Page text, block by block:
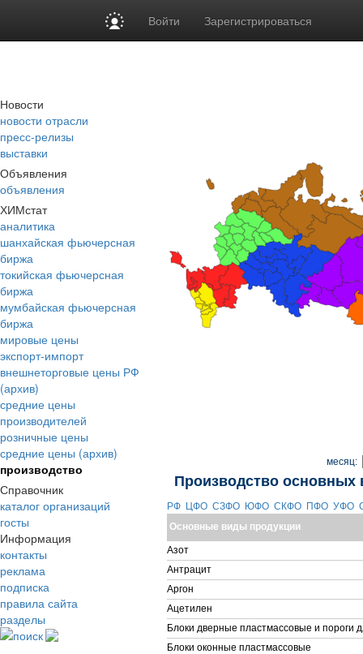
Войти Зарегистрироваться
Новости
новости отрасли
пресс-релизы
выставки
Объявления
объявления
ХИМстат
аналитика
шанхайская фьючерсная
биржа
токийская фьючерсная
биржа
мумбайская фьючерсная
биржа
мировые цены
экспорт-импорт
внешнеторговые цены РФ
(архив)
средние цены
производителей
розничные цены
средние цены (архив)
производство
Справочник
каталог организаций
госты
Информация
контакты
реклама
подписка
правила сайта
разделы
поиск
месяц:
Производство основных
РФ ЦФО СЗФО ЮФО СКФО ПФО УФО
Основные виды продукции
Азот
Антрацит
Аргон
Ацетилен
Блоки дверные пластмассовые и пороги
Блоки оконные пластмассовые